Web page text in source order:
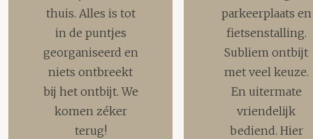
thuis. Alles is tot
in de puntjes
georganiseerd en
niets ontbreekt
bij het ontbijt. We
komen zéker
terug!
parkeerplaats en
fietsenstalling.
Subliem ontbijt
met veel keuze.
En uitermate
vriendelijk
bediend. Hier